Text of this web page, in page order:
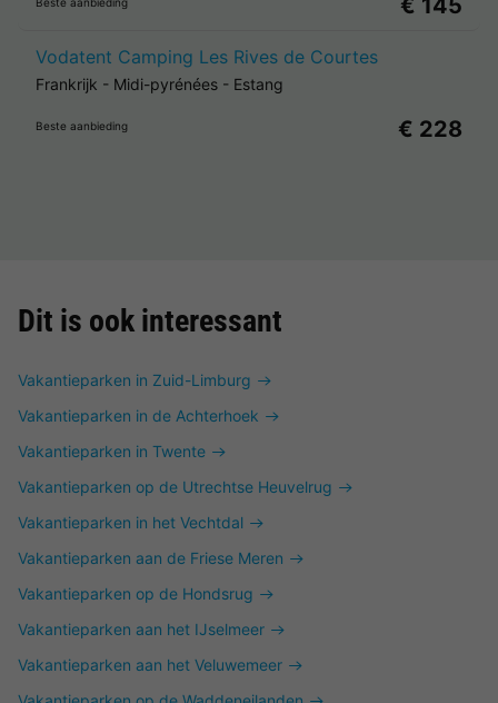
€ 145
Vodatent Camping Les Rives de Courtes
Frankrijk - Midi-pyrénées - Estang
Beste aanbieding € 228
Dit is ook interessant
Vakantieparken in Zuid-Limburg
Vakantieparken in de Achterhoek
Vakantieparken in Twente
Vakantieparken op de Utrechtse Heuvelrug
Vakantieparken in het Vechtdal
Vakantieparken aan de Friese Meren
Vakantieparken op de Hondsrug
Vakantieparken aan het IJselmeer
Vakantieparken aan het Veluwemeer